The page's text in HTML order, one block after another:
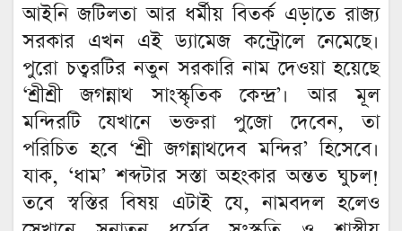
আইনি জটিলতা আর ধর্মীয় বিতর্ক এড়াতে রাজ্য
সরকার এখন এই ড্যামেজ কন্ট্রোলে নেমেছে।
পুরো চত্বরটির নতুন সরকারি নাম দেওয়া হয়েছে
‘শ্রীশ্রী জগন্নাথ সাংস্কৃতিক কেন্দ্র’। আর মূল
মন্দিরটি যেখানে ভক্তরা পুজো দেবেন, তা
পরিচিত হবে ‘শ্রী জগন্নাথদেব মন্দির’ হিসেবে।
যাক, ‘ধাম’ শব্দটার সস্তা অহংকার অন্তত ঘুচল!
তবে স্বস্তির বিষয় এটাই যে, নামবদল হলেও